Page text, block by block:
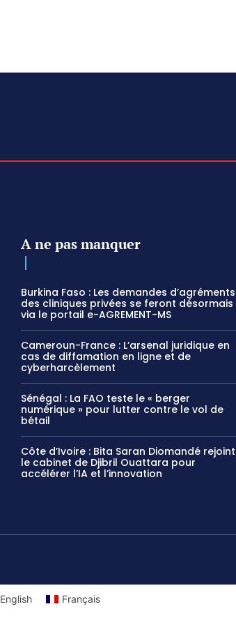
A ne pas manquer
Burkina Faso : Les demandes d’agréments
des cliniques privées se feront désormais
via le portail e-AGREMENT-MS
Cameroun-France : L’arsenal juridique en
cas de diffamation en ligne et de
cyberharcèlement
Sénégal : La FAO teste le « berger
numérique » pour lutter contre le vol de
bétail
Côte d’Ivoire : Bita Saran Diomandé rejoint
le cabinet de Djibril Ouattara pour
accélérer l’IA et l’innovation
English Français